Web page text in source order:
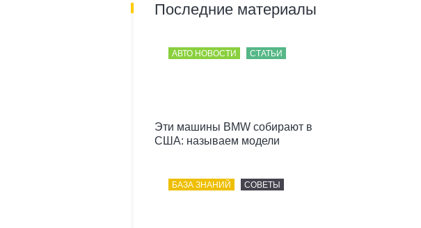
Последние материалы
АВТО НОВОСТИ СТАТЬИ
Эти машины BMW собирают в
США: называем модели
БАЗА ЗНАНИЙ СОВЕТЫ